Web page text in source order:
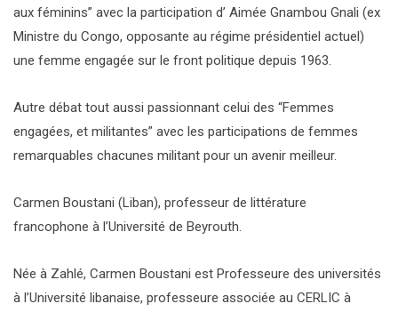
aux féminins” avec la participation d’ Aimée Gnambou Gnali (ex
Ministre du Congo, opposante au régime présidentiel actuel)
une femme engagée sur le front politique depuis 1963.
Autre débat tout aussi passionnant celui des “Femmes
engagées, et militantes” avec les participations de femmes
remarquables chacunes militant pour un avenir meilleur.
Carmen Boustani (Liban), professeur de littérature
francophone à l’Université de Beyrouth.
Née à Zahlé, Carmen Boustani est Professeure des universités
à l’Université libanaise, professeure associée au CERLIC à